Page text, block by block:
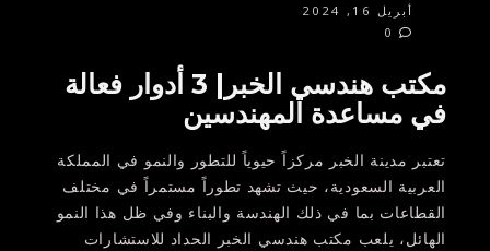
أبريل 16, 2024
مكتب هندسي الخبر| 3 أدوار فعالة
في مساعدة المهندسين
تعتبر مدينة الخبر مركزاً حيوياً للتطور والنمو في المملكة
العربية السعودية، حيث تشهد تطوراً مستمراً في مختلف
القطاعات بما في ذلك الهندسة والبناء وفي ظل هذا النمو
الهائل، يلعب مكتب هندسي الخبر الحداد للاستشارات